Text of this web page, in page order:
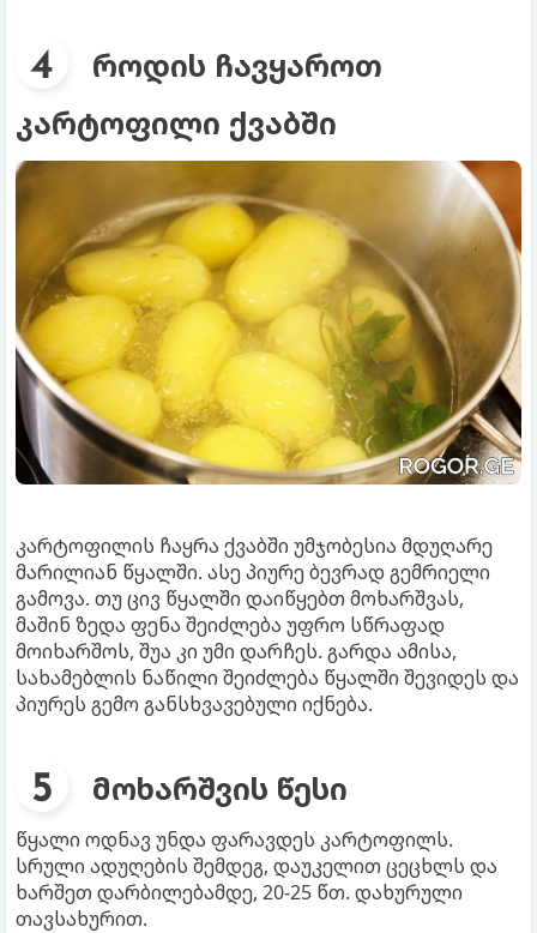
როდის ჩავყაროთ
კარტოფილი ქვაბში
კარტოფილის ჩაყრა ქვაბში უმჯობესია მდუღარე
მარილიან წყალში. ასე პიურე ბევრად გემრიელი
გამოვა. თუ ცივ წყალში დაიწყებთ მოხარშვას,
მაშინ ზედა ფენა შეიძლება უფრო სწრაფად
მოიხარშოს, შუა კი უმი დარჩეს. გარდა ამისა,
სახამებლის ნაწილი შეიძლება წყალში შევიდეს და
პიურეს გემო განსხვავებული იქნება.
მოხარშვის წესი
წყალი ოდნავ უნდა ფარავდეს კარტოფილს.
სრული ადუღების შემდეგ, დაუკელით ცეცხლს და
ხარშეთ დარბილებამდე, 20-25 წთ. დახურული
თავსახურით.